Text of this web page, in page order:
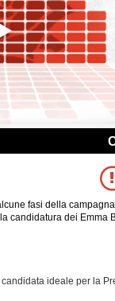
fasi della
candidatura dei Emma
ideale per la